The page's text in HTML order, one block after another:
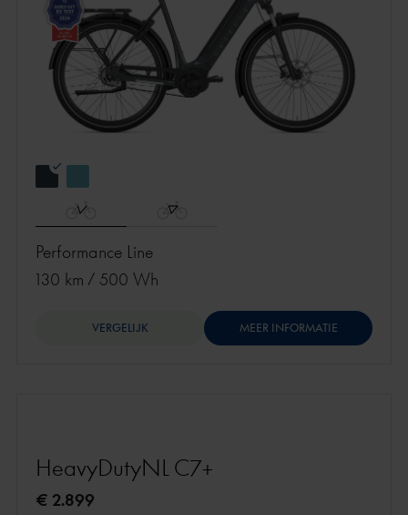
Performance Line
130 km / 500 Wh
VERGELIJK MEER INFORMATIE
HeavyDutyNL C7+
€ 2.899